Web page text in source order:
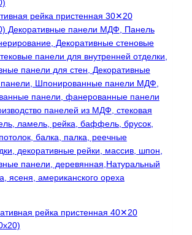
вариаций.
Опции
можно
выбрать
на
странице
товара.
рейка пристенная 40✕20